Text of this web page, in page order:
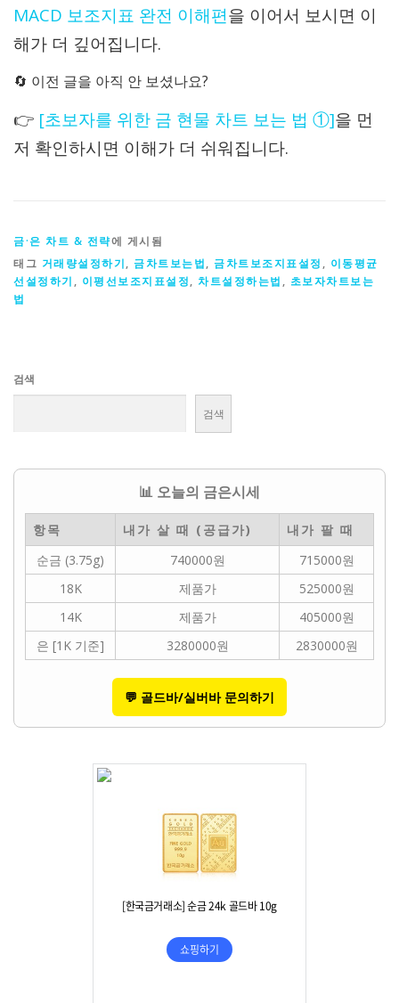
MACD 보조지표 완전 이해편을 이어서 보시면 이
해가 더 깊어집니다.
🔄 이전 글을 아직 안 보셨나요?
👉 [초보자를 위한 금 현물 차트 보는 법 ①]을 먼
저 확인하시면 이해가 더 쉬워집니다.
금·은 차트 & 전략에 게시됨
태그 거래량설정하기, 금차트보는법, 금차트보조지표설정 , 이동평균
선설정하기 , 이평선보조지표설정, 차트설정하는법 , 초보자차트보는
법
검색
검색
📊 오늘의 금은시세
항목 내가 살 때 (공급가)
내가 팔 때
순금 (3.75g)
740000원
715000원
18K
제품가
525000원
14K
제품가
405000원
은 [1K 기준]
3280000원 2830000원
💬 골드바/실버바 문의하기